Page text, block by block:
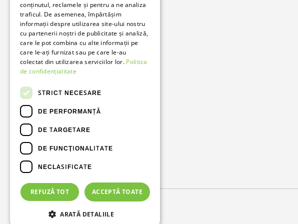
Bunzl Romania
Soluții complete pentru afacerea ta.
conținutul, reclamele și pentru a ne analiza
traficul. De asemenea, împărtășim
informații despre utilizarea site-ului nostru
cu partenerii noștri de publicitate și analiză,
care le pot combina cu alte informații pe
care le-ați furnizat sau pe care le-au
colectat din utilizarea serviciilor lor. Politica
de confidențialitate
STRICT NECESARE
DE PERFORMANȚĂ
DE TARGETARE
DE FUNCŢIONALITATE
NECLASIFICATE
ACCEPTĂ TOATE
REFUZĂ TOT
ARATĂ DETALIILE